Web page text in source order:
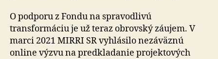
O podporu z Fondu na spravodlivú
transformáciu je už teraz obrovský záujem. V
marci 2021 MIRRI SR vyhlásilo nezáväznú
online výzvu na predkladanie projektových